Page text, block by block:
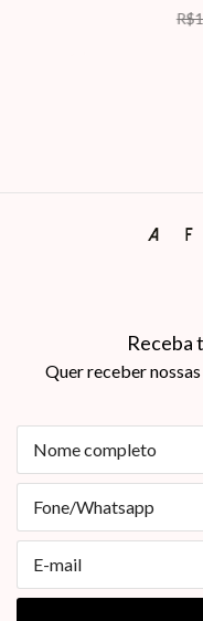
Receba
Quer receber